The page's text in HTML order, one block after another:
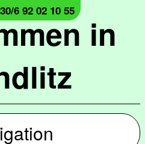
in
6 92 02 10 55